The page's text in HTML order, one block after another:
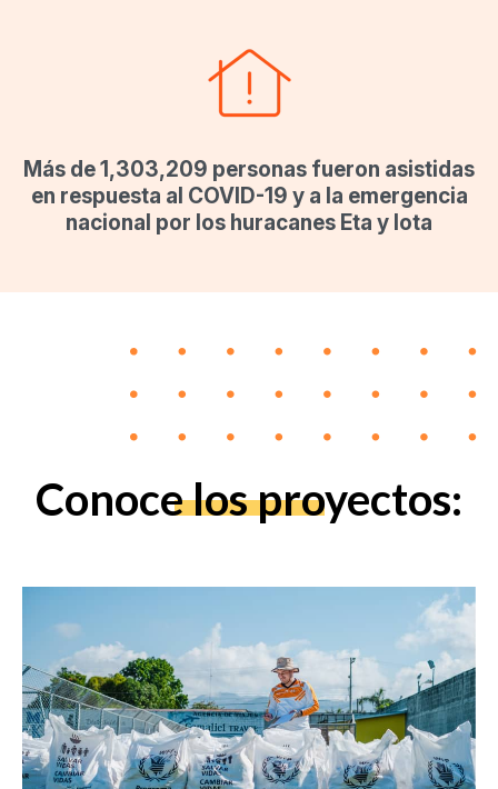
Más de 1,303,209 personas fueron asistidas
en respuesta al COVID-19 y a la emergencia
nacional por los huracanes Eta y Iota
Conoce los proyectos: